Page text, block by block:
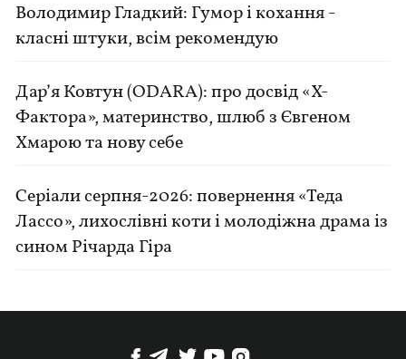
Володимир Гладкий: Гумор і кохання -
класні штуки, всім рекомендую
Дар’я Ковтун (ODARA): про досвід «Х-
Фактора», материнство, шлюб з Євгеном
Хмарою та нову себе
Серіали серпня-2026: повернення «Теда
Лассо», лихослівні коти і молодіжна драма із
сином Річарда Гіра